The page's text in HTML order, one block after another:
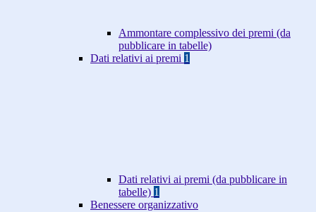
Ammontare complessivo dei premi (da
pubblicare in tabelle)
Dati relativi ai premi 1
Dati relativi ai premi (da pubblicare in
tabelle) 1
Benessere organizzativo